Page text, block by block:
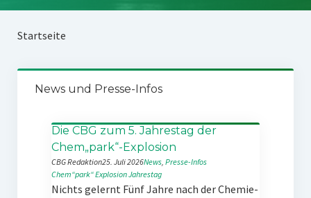
Startseite
News und Presse-Infos
Die CBG zum 5. Jahrestag der
Chem„park“-Explosion
CBG Redaktion25. Juli 2026News, Presse-Infos
Chem“park“ExplosionJahrestag
Nichts gelernt Fünf Jahre nach der Chemie-